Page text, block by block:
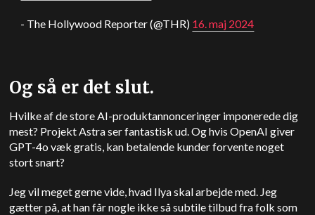
- The Hollywood Reporter (@THR) 16. maj 2024
Og så er det slut.
Hvilke af de store AI-produktannonceringer imponerede dig
mest? Projekt Astra ser fantastisk ud. Og hvisOpenAI giver
GPT-4o væk gratis, kan betalende kunder forvente noget
stort snart?
Jeg vil meget gerne vide, hvad Ilya skal arbejde med. Jeg
gætter på, at han får nogle ikke så subtile tilbud fra folk som